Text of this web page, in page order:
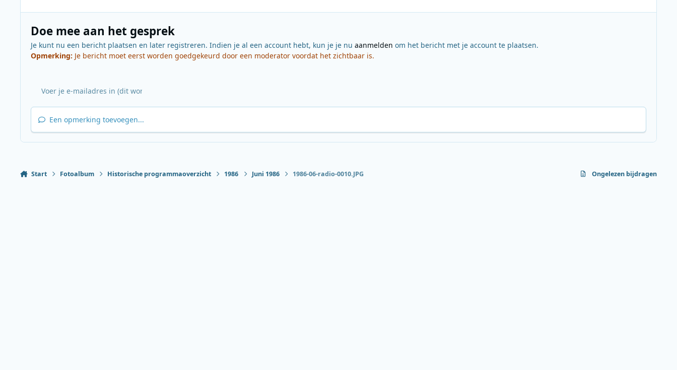
Doe mee aan het gesprek
Je kunt nu een bericht plaatsen en later registreren. Indien je al een account hebt, kun je je nu aanmelden om het bericht met je account te plaatsen.
Opmerking: Je bericht moet eerst worden goedgekeurd door een moderator voordat het zichtbaar is.
Een opmerking toevoegen...
Start Fotoalbum Historische programmaoverzicht 1986 Juni 1986 1986-06-radio-0010.JPG Ongelezen bijdragen